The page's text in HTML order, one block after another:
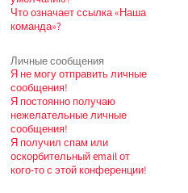
Что означает ссылка «Наша
команда»?
Личные сообщения
Я не могу отправить личные
сообщения!
Я постоянно получаю
нежелательные личные
сообщения!
Я получил спам или
оскорбительный email от
кого-то с этой конференции!